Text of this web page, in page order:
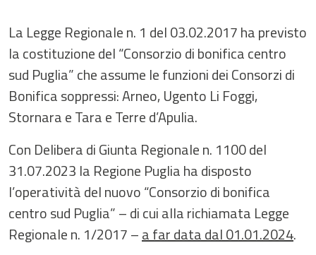
La Legge Regionale n. 1 del 03.02.2017 ha previsto
la costituzione del “Consorzio di bonifica centro
sud Puglia” che assume le funzioni dei Consorzi di
Bonifica soppressi: Arneo, Ugento Li Foggi,
Stornara e Tara e Terre d’Apulia.
Con Delibera di Giunta Regionale n. 1100 del
31.07.2023 la Regione Puglia ha disposto
l’operatività del nuovo “Consorzio di bonifica
centro sud Puglia” – di cui alla richiamata Legge
Regionale n. 1/2017 –a far data dal 01.01.2024.